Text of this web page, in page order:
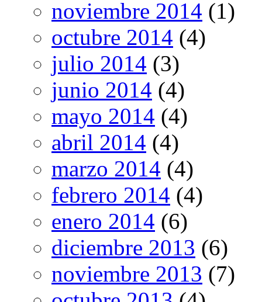
noviembre 2014 (1)
octubre 2014 (4)
julio 2014 (3)
junio 2014 (4)
mayo 2014 (4)
abril 2014 (4)
marzo 2014 (4)
febrero 2014 (4)
enero 2014 (6)
diciembre 2013 (6)
noviembre 2013 (7)